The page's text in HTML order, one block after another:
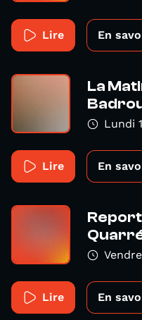
Lire En
La
Lundi
Lire En
Lire En